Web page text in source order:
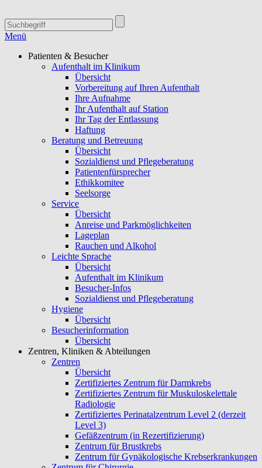
Menü
Patienten & Besucher
Aufenthalt im Klinikum
Übersicht
Vorbereitung auf Ihren Aufenthalt
Ihre Aufnahme
Ihr Aufenthalt auf Station
Ihr Tag der Entlassung
Haftung
Beratung und Betreuung
Übersicht
Sozialdienst und Pflegeberatung
Patientenfürsprecher
Ethikkomitee
Seelsorge
Service
Übersicht
Anreise und Parkmöglichkeiten
Lageplan
Rauchen und Alkohol
Leichte Sprache
Übersicht
Aufenthalt im Klinikum
Besucher-Infos
Sozialdienst und Pflegeberatung
Hygiene
Übersicht
Besucherinformation
Übersicht
Zentren, Kliniken & Abteilungen
Zentren
Übersicht
Zertifiziertes Zentrum für Darmkrebs
Zertifiziertes Zentrum für Muskuloskelettale
Radiologie
Zertifiziertes Perinatalzentrum Level 2 (derzeit
Level 3)
Gefäßzentrum (in Rezertifizierung)
Zentrum für Brustkrebs
Zentrum für Gynäkologische Krebserkrankungen